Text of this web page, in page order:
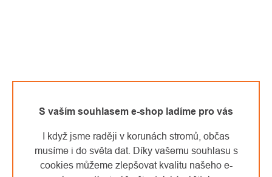
S vaším souhlasem e-shop ladíme pro vás
I když jsme raději v korunách stromů, občas
musíme i do světa dat. Díky vašemu souhlasu s
cookies můžeme zlepšovat kvalitu našeho e-